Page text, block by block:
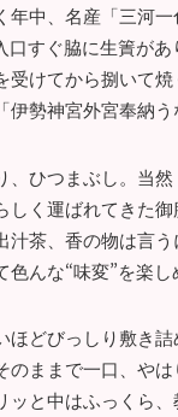
年中、名産「三河
口すぐ脇に生簀があ
受けてから捌いて
勢神宮外宮奉納う
、ひつまぶし。当
く運ばれてきた御
汁茶、香の物は言
んな“味変”を楽し
ほどびっしり敷き
のままで一口、や
ッと中はふっくら